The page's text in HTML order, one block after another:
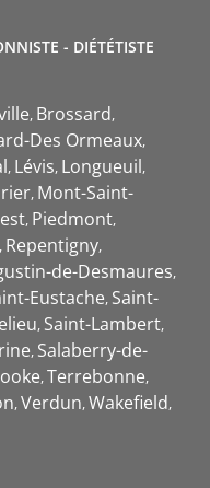
- DIÉTÉTISTE
Brossard
Des Ormeaux
Lévis Longueuil
Mont-Saint-
Piedmont
Repentigny
de-Desmaures
Eustache Saint-
Saint-Lambert
Salaberry-de-
Terrebonne
Verdun Wakefield